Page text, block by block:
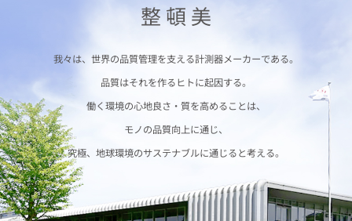
整 頓 美
我々は、世界の品質管理を支える計測器メーカーである。
品質はそれを作るヒトに起因する。
働く環境の心地良さ・質を高めることは、
モノの品質向上に通じ、
究極、地球環境のサステナブルに通じると考える。